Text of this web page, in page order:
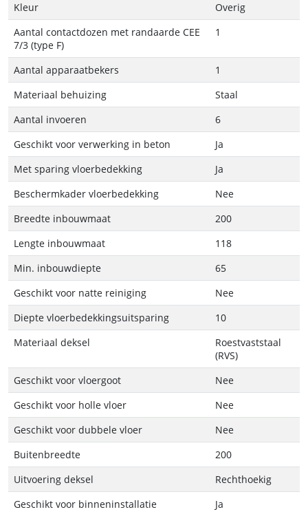
Kleur
Overig
Aantal contactdozen met randaarde CEE
7/3 (type F)
1
Aantal apparaatbekers
1
Materiaal behuizing
Staal
Aantal invoeren
6
Geschikt voor verwerking in beton
Ja
Met sparing vloerbedekking
Ja
Beschermkader vloerbedekking
Nee
Breedte inbouwmaat
200
Lengte inbouwmaat
118
Min. inbouwdiepte
65
Geschikt voor natte reiniging
Nee
Diepte vloerbedekkingsuitsparing
10
Materiaal deksel
Roestvaststaal
(RVS)
Geschikt voor vloergoot
Nee
Geschikt voor holle vloer
Nee
Geschikt voor dubbele vloer
Nee
Buitenbreedte
200
Uitvoering deksel
Rechthoekig
Geschikt voor binneninstallatie
Ja